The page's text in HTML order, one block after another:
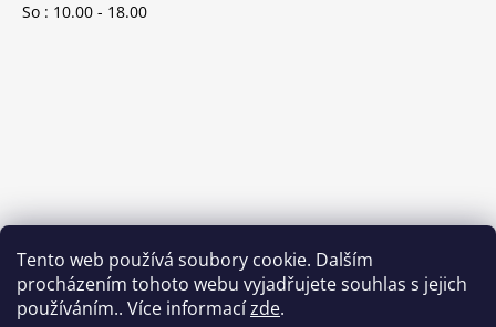
Tento web používá soubory cookie. Dalším
procházením tohoto webu vyjadřujete souhlas s jejich
používáním.. Více informacízde.
So : 10.00 - 18.00